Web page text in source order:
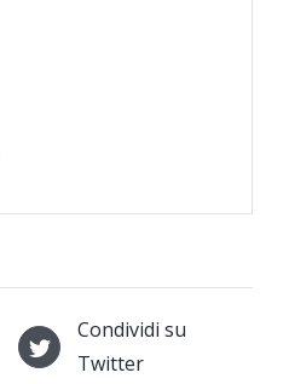
Condividi su
Twitter